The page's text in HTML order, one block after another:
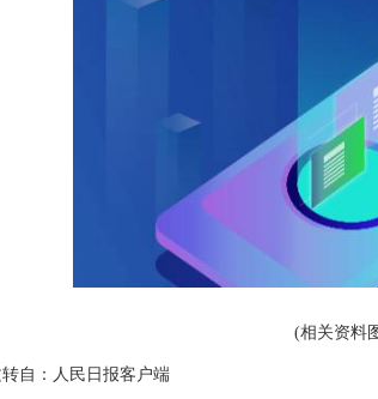
(相关资料
自：人民日报客户端